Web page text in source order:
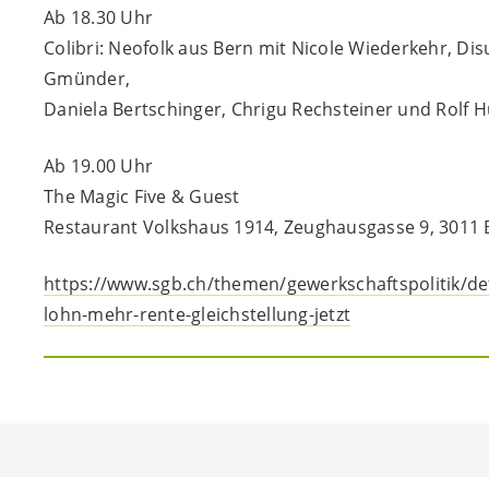
Ab 18.30 Uhr
Colibri: Neofolk aus Bern mit Nicole Wiederkehr,
Gmünder,
Daniela Bertschinger, Chrigu Rechsteiner und Rolf
Ab 19.00 Uhr
The Magic Five & Guest
Restaurant Volkshaus 1914, Zeughausgasse 9, 3011
https://www.sgb.ch/themen/gewerkschaftspolitik/
lohn-mehr-rente-gleichstellung-jetzt